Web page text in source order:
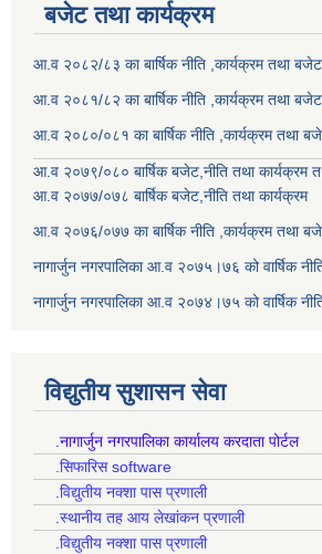
बजेट तथा कार्यक्रम
आ.व २०८२/८३ का बार्षिक नीति ,कार्यक्रम तथा
आ.व २०८१/८२ का बार्षिक नीति ,कार्यक्रम तथा
आ.व २०८०/०८१ का बार्षिक नीति ,कार्यक्रम तथा
आ.व २०७९/०८० बार्षिक बजेट,नीति तथा कार्यक्रम
आ.व २०७७/०७८ बार्षिक बजेट,नीति तथा कार्यक्रम
आ.व २०७६/०७७ का बार्षिक नीति ,कार्यक्रम तथा
नागार्जुन नगरपालिका आ.व २०७५।७६ को वार्षिक
नागार्जुन नगरपालिका आ.व २०७४।७५ को वार्षिक
विद्युतीय सुशासन सेवा
.नागार्जुन नगरपालिका कार्यालय करदाता पोर्टल
.सिफारिस software
.विद्युतीय नक्शा पास प्रणाली
.स्थानीय तह आय लेखांकन प्रणाली
.विद्युतीय नक्शा पास प्रणाली